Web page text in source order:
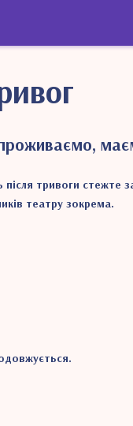
проживаємо,
після тривоги
театру зокрема.